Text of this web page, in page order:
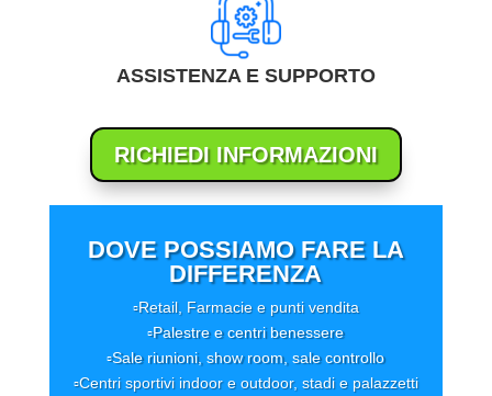
ASSISTENZA E SUPPORTO
RICHIEDI INFORMAZIONI
DOVE POSSIAMO FARE LA
DIFFERENZA
▫️Retail, Farmacie e punti vendita
▫️Palestre e centri benessere
▫️Sale riunioni, show room, sale controllo
▫️Centri sportivi indoor e outdoor, stadi e palazzetti